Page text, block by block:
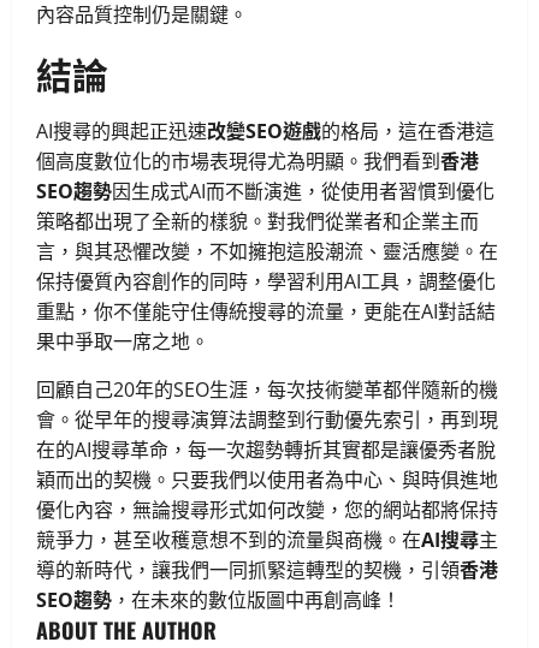
內容品質控制仍是關鍵。
結論
AI搜尋的興起正迅速改變SEO遊戲的格局，這在香港這
個高度數位化的市場表現得尤為明顯。我們看到香港
SEO趨勢因生成式AI而不斷演進，從使用者習慣到優化
策略都出現了全新的樣貌。對我們從業者和企業主而
言，與其恐懼改變，不如擁抱這股潮流、靈活應變。在
保持優質內容創作的同時，學習利用AI工具，調整優化
重點，你不僅能守住傳統搜尋的流量，更能在AI對話結
果中爭取一席之地。
回顧自己20年的SEO生涯，每次技術變革都伴隨新的機
會。從早年的搜尋演算法調整到行動優先索引，再到現
在的AI搜尋革命，每一次趨勢轉折其實都是讓優秀者脫
穎而出的契機。只要我們以使用者為中心、與時俱進地
優化內容，無論搜尋形式如何改變，您的網站都將保持
競爭力，甚至收穫意想不到的流量與商機。在AI搜尋主
導的新時代，讓我們一同抓緊這轉型的契機，引領香港
SEO趨勢 ，在未來的數位版圖中再創高峰！
ABOUT THE AUTHOR